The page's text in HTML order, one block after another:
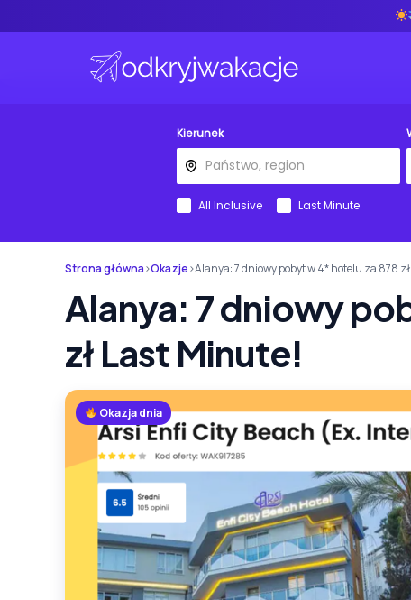
Kierunek
All Inclusive Last Minute
Strona główna›Okazje›Alanya: 7 dniowy pobyt w 4* hotelu za 878
Alanya: 7 dniowy
zł Last Minute!
Okazja dnia